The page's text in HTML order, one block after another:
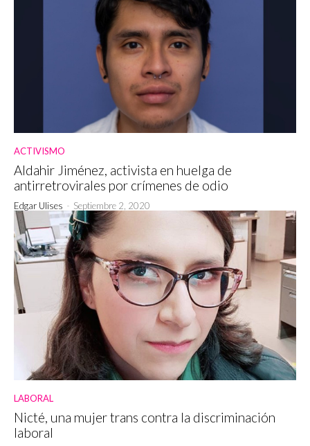
ACTIVISMO
Aldahir Jiménez, activista en huelga de
antirretrovirales por crímenes de odio
Edgar Ulises - Septiembre 2, 2020
LABORAL
Nicté, una mujer trans contra la discriminación
laboral